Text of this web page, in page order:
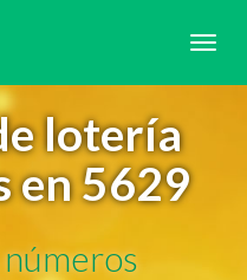
lotería
en 5629